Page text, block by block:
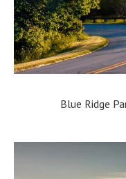
Blue Ridge